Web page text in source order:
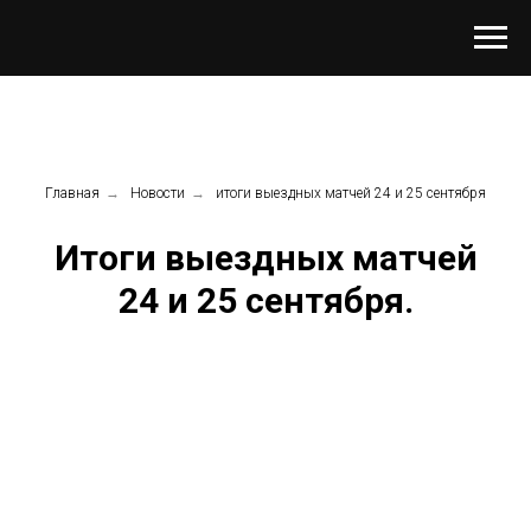
Главная → Новости → итоги выездных матчей 24 и 25 сентября
Итоги выездных матчей
24 и 25 сентября.